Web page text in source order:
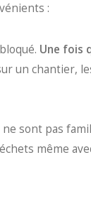
:
Une fois
un chantier,
sont pas
même